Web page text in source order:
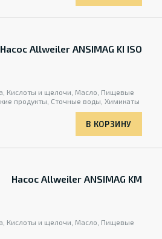
Насос Allweiler ANSIMAG KI ISO
Кислоты и щелочи, Масло, Пищевые
продукты, Сточные воды, Химикаты
В КОРЗИНУ
Насос Allweiler ANSIMAG KM
Кислоты и щелочи, Масло, Пищевые